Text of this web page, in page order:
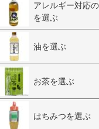
アレルギー対応
を選ぶ
油を選ぶ
お茶を選ぶ
はちみつを選ぶ